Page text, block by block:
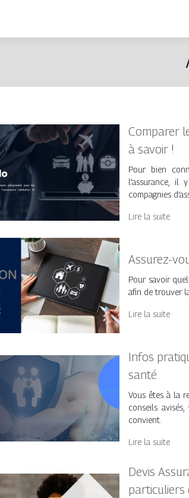
Comparer
à savoir !
Pour bien
l’assurance, il
compagnies
Lire la suite
Assurez-
Pour savoir
afin de trouver
Lire la suite
Infos
santé
Vous êtes à la
conseils
convient.
Lire la suite
Devis
particuliers